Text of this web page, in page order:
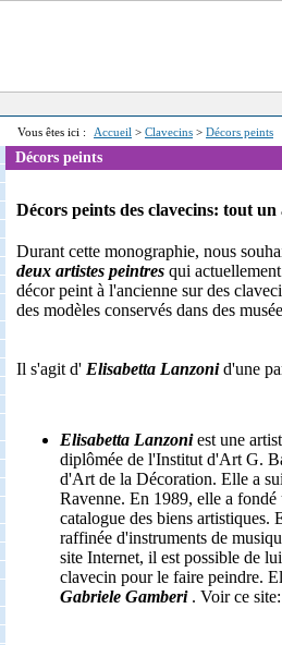
Vous êtes ici : Accueil > Clavecins > Décors peints
Décors peints
Décors peints des clavecins: tout
Durant cette monographie, nous
deux artistes peintres qui
décor peint à l'ancienne sur des
des modèles conservés dans des
Il s'agit d' Elisabetta Lanzoni d'une
Elisabetta Lanzoni est une
diplômée de l'Institut d'Art G.
d'Art de la Décoration. Elle a
Ravenne. En 1989, elle a
catalogue des biens artistiques.
raffinée d'instruments de
site Internet, il est possible de
clavecin pour le faire peindre.
Gabriele Gamberi . Voir ce